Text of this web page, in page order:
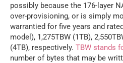
possibly because the 176-layer
over-provisioning, or is simply
warrantied for five years and
model), 1,275TBW (1TB),
(4TB), respectively. TBW stands
number of bytes that may be